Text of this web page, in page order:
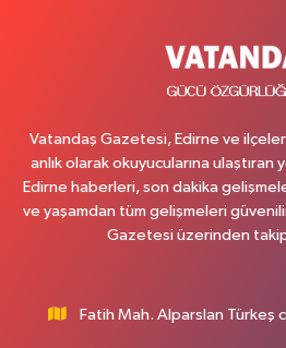
Vatandaş Gazetesi, Edirne ve
anlık olarak okuyucularına
Edirne haberleri, son dakika
ve yaşamdan tüm gelişmeleri
Gazetesi üzerinden
Fatih Mah. Alparslan Türkeş